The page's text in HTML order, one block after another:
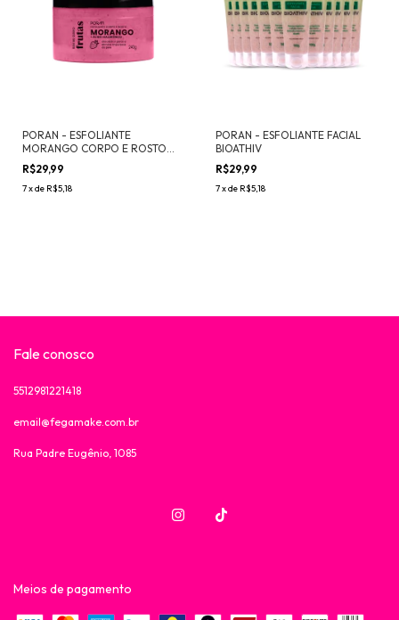
PORAN - ESFOLIANTE
MORANGO CORPO E ROSTO
240G
R$29,99
7xde R$5,18
PORAN - ESFOLIANTE FACIAL
BIOATHIV
R$29,99
7xde R$5,18
Fale conosco
5512981221418
email@fegamake.com.br
Rua Padre Eugênio, 1085
Meios de pagamento